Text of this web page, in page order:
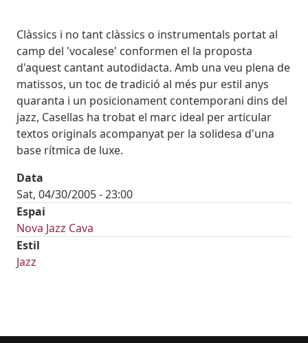
Body
Clàssics i no tant clàssics o instrumentals portat al
camp del 'vocalese' conformen el la proposta
d'aquest cantant autodidacta. Amb una veu plena de
matissos, un toc de tradició al més pur estil anys
quaranta i un posicionament contemporani dins del
jazz, Casellas ha trobat el marc ideal per articular
textos originals acompanyat per la solidesa d'una
base rítmica de luxe.
Data
Sat, 04/30/2005 - 23:00
Espai
Nova Jazz Cava
Estil
Jazz